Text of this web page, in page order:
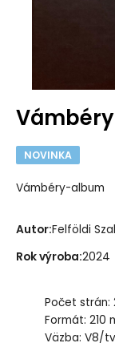
NOVINKA
Vámbéry-album
Autor:Felföldi
Rok výroba:2024
Počet strán:
Formát: 210
Väzba: V8/